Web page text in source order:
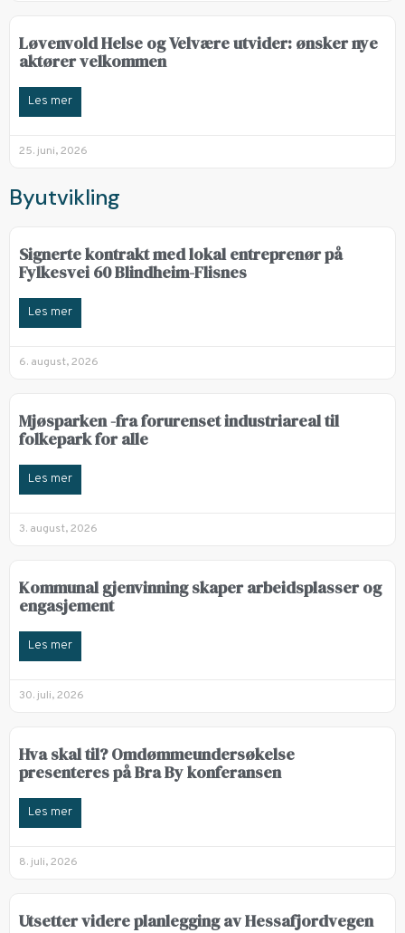
Løvenvold Helse og Velvære utvider: ønsker nye
aktører velkommen
Les mer
25. juni, 2026
Byutvikling
Signerte kontrakt med lokal entreprenør på
Fylkesvei 60 Blindheim-Flisnes
Les mer
6. august, 2026
Mjøsparken -fra forurenset industriareal til
folkepark for alle
Les mer
3. august, 2026
Kommunal gjenvinning skaper arbeidsplasser og
engasjement
Les mer
30. juli, 2026
Hva skal til? Omdømmeundersøkelse
presenteres på Bra By konferansen
Les mer
8. juli, 2026
Utsetter videre planlegging av Hessafjordvegen